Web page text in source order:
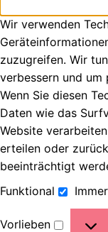
Wir verwenden
zuzugreifen. Wir
verbessern und um
Wenn Sie diesen
Daten wie das
Website
erteilen oder
beeinträchtigt
Funktional
Vorlieben